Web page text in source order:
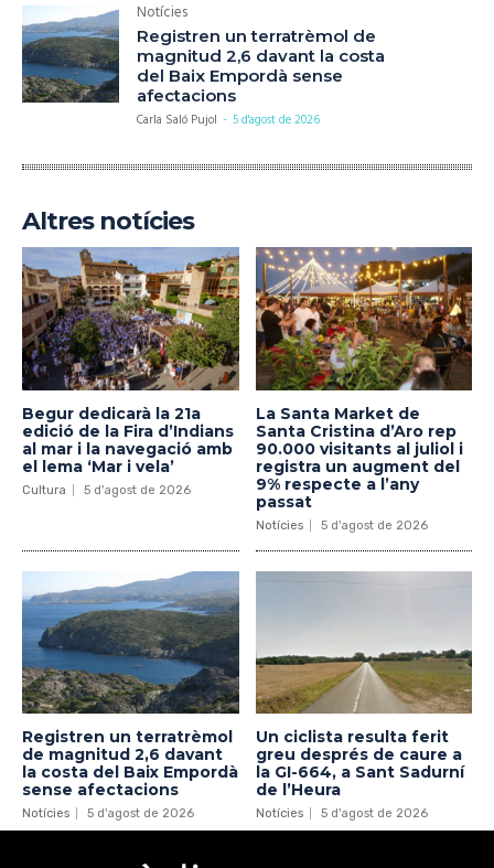
Notícies
Registren un terratrèmol de
magnitud 2,6 davant la costa
del Baix Empordà sense
afectacions
Carla Saló Pujol - 5 d'agost de 2026
Altres notícies
Begur dedicarà la 21a
edició de la Fira d’Indians
al mar i la navegació amb
el lema ‘Mar i vela’
Cultura 5 d'agost de 2026
La Santa Market de
Santa Cristina d’Aro rep
90.000 visitants al juliol i
registra un augment del
9% respecte a l’any
passat
Notícies 5 d'agost de 2026
Registren un terratrèmol
de magnitud 2,6 davant
la costa del Baix Empordà
sense afectacions
Notícies 5 d'agost de 2026
Un ciclista resulta ferit
greu després de caure a
la GI-664, a Sant Sadurní
de l’Heura
Notícies 5 d'agost de 2026